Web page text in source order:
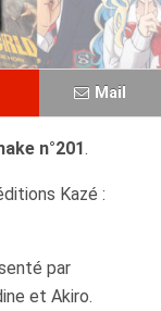
Mail
n°201.
Kazé :
par
et Akiro.